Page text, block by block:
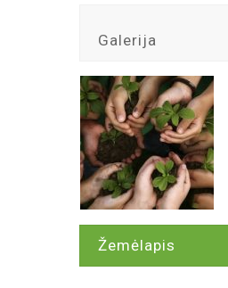
Galerija
Žemėlapis